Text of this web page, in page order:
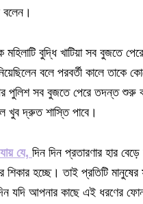
বলেন।
বুদ্ধি খাটিয়া সব বুজতে
বলে পরবর্তী কালে তাকে
পুলিশ সব বুজতে পেরে তদন্ত শুরু
খুব দ্রুত শাস্তি পাবে।
যে, দিন দিন প্রতারণার হার
শিকার হচ্ছে। তাই প্রতিটি মানুষের
যদি আপনার কাছে এই ধরণের